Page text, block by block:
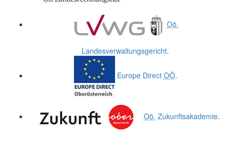
Oö.
Landesverwaltungsgericht.
Europe Direct OÖ.
Oö. Zukunftsakademie.